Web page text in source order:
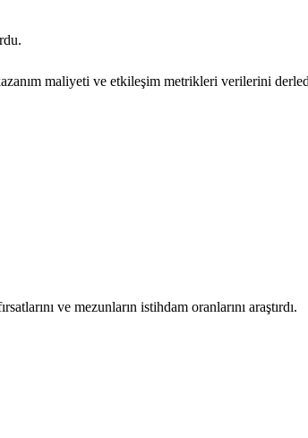
maliyeti ve etkileşim metrikleri verilerini
ve mezunların istihdam oranlarını araştırdı.